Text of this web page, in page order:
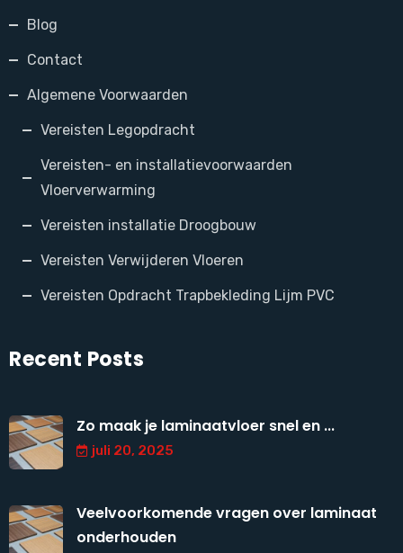
Blog
Contact
Algemene Voorwaarden
Vereisten Legopdracht
Vereisten- en installatievoorwaarden
Vloerverwarming
Vereisten installatie Droogbouw
Vereisten Verwijderen Vloeren
Vereisten Opdracht Trapbekleding Lijm PVC
Recent Posts
Zo maak je laminaatvloer snel en ...
juli 20, 2025
Veelvoorkomende vragen over laminaat
onderhouden